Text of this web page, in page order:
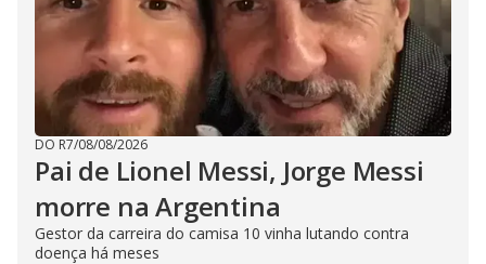
DO R7/08/08/2026
Pai de Lionel Messi, Jorge Messi
morre na Argentina
Gestor da carreira do camisa 10 vinha lutando contra
doença há meses